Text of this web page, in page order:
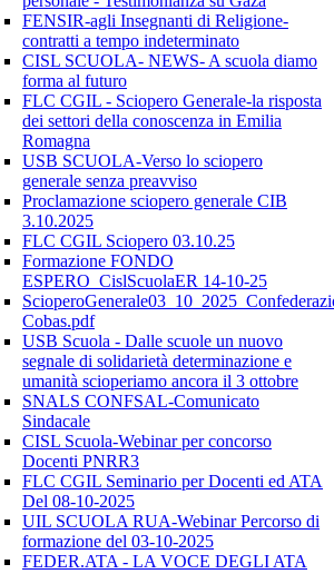
FENSIR-agli Insegnanti di Religione-
contratti a tempo indeterminato
CISL SCUOLA- NEWS- A scuola diamo
forma al futuro
FLC CGIL - Sciopero Generale-la risposta
dei settori della conoscenza in Emilia
Romagna
USB SCUOLA-Verso lo sciopero
generale senza preavviso
Proclamazione sciopero generale CIB
3.10.2025
FLC CGIL Sciopero 03.10.25
Formazione FONDO
ESPERO_CislScuolaER 14-10-25
Cobas.pdf
USB Scuola - Dalle scuole un nuovo
segnale di solidarietà determinazione e
umanità scioperiamo ancora il 3 ottobre
SNALS CONFSAL-Comunicato
Sindacale
CISL Scuola-Webinar per concorso
Docenti PNRR3
FLC CGIL Seminario per Docenti ed ATA
Del 08-10-2025
UIL SCUOLA RUA-Webinar Percorso di
formazione del 03-10-2025
FEDER.ATA - LA VOCE DEGLI ATA